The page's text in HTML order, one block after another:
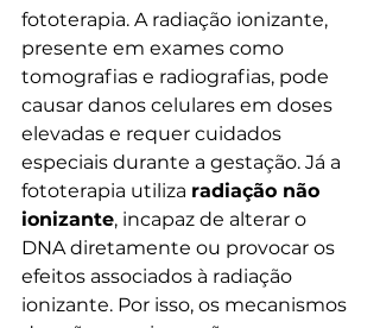
fototerapia. A radiação ionizante,
presente em exames como
tomografias e radiografias, pode
causar danos celulares em doses
elevadas e requer cuidados
especiais durante a gestação. Já a
fototerapia utiliza radiação não
ionizante, incapaz de alterar o
DNA diretamente ou provocar os
efeitos associados à radiação
ionizante. Por isso, os mecanismos